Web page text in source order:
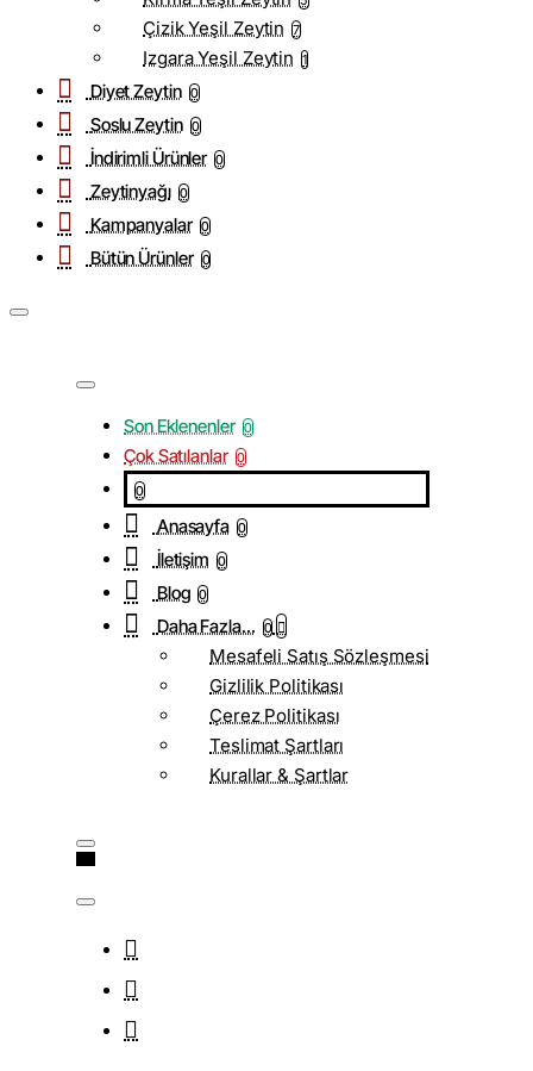
Çizik Yeşil Zeytin 7
Izgara Yeşil Zeytin 1
Diyet Zeytin 0
Soslu Zeytin 0
İndirimli Ürünler 0
Zeytinyağı 0
Kampanyalar 0
Bütün Ürünler 0
Son Eklenenler 0
Çok Satılanlar 0
0
Anasayfa 0
İletişim 0
Blog 0
Daha Fazla... 0
Mesafeli Satış Sözleşmesi
Gizlilik Politikası
Çerez Politikası
Teslimat Şartları
Kurallar & Şartlar